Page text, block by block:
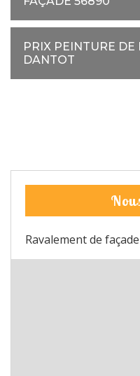
PRIX PEINTURE DE
DANTOT
Ravalement de